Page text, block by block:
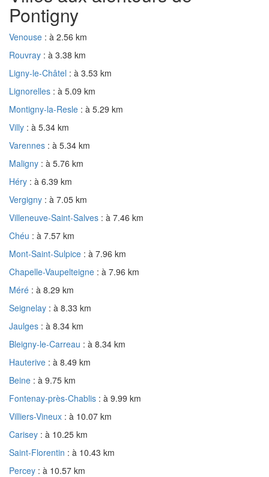
Pontigny
Venouse : à 2.56 km
Rouvray : à 3.38 km
Ligny-le-Châtel : à 3.53 km
Lignorelles : à 5.09 km
Montigny-la-Resle : à 5.29 km
Villy : à 5.34 km
Varennes : à 5.34 km
Maligny : à 5.76 km
Héry : à 6.39 km
Vergigny : à 7.05 km
Villeneuve-Saint-Salves : à 7.46 km
Chéu : à 7.57 km
Mont-Saint-Sulpice : à 7.96 km
Chapelle-Vaupelteigne : à 7.96 km
Méré : à 8.29 km
Seignelay : à 8.33 km
Jaulges : à 8.34 km
Bleigny-le-Carreau : à 8.34 km
Hauterive : à 8.49 km
Beine : à 9.75 km
Fontenay-près-Chablis : à 9.99 km
Villiers-Vineux : à 10.07 km
Carisey : à 10.25 km
Saint-Florentin : à 10.43 km
Percey : à 10.57 km